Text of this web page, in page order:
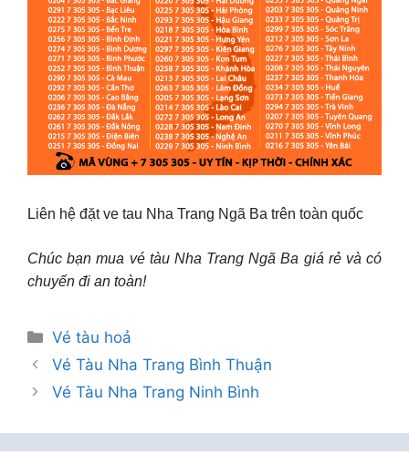
Liên hệ đặt ve tau Nha Trang Ngã Ba trên toàn quốc
Chúc bạn mua vé tàu Nha Trang Ngã Ba giá rẻ và có
chuyến đi an toàn!
Danh
mục
Vé tàu hoả
Vé Tàu Nha Trang Bình Thuận
Vé Tàu Nha Trang Ninh Bình